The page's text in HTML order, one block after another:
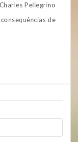
Pellegrino
de